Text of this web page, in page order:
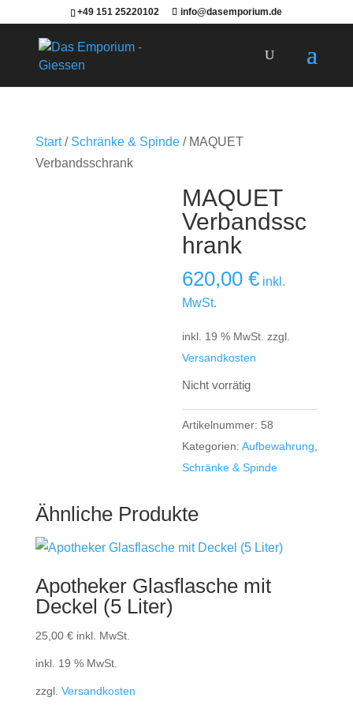
+49 151 25220102 info@dasemporium.de
Start/ Schränke & Spinde/ MAQUET
Verbandsschrank
MAQUET
Verbandssc
hrank
620,00€ inkl.
MwSt.
inkl. 19 % MwSt. zzgl.
Versandkosten
Nicht vorrätig
Artikelnummer: 58
Kategorien:Aufbewahrung
Schränke & Spinde
Ähnliche Produkte
Apotheker Glasflasche mit
Deckel (5 Liter)
25,00 € inkl. MwSt.
inkl. 19 % MwSt.
zzgl. Versandkosten